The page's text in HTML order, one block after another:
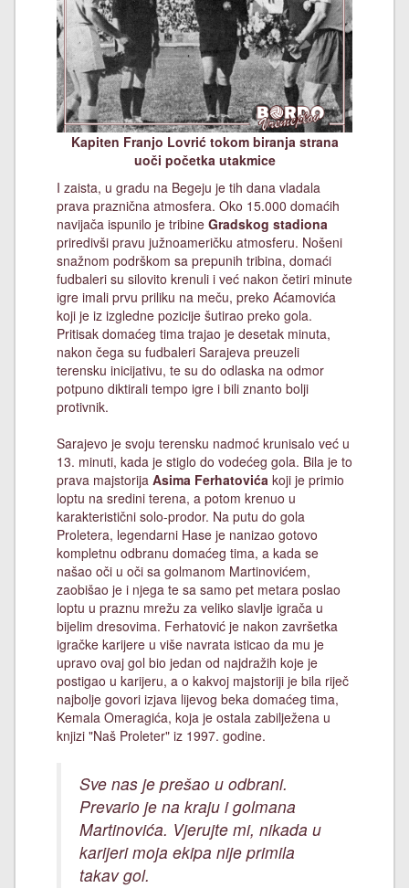
Kapiten Franjo Lovrić tokom biranja strana
uoči početka utakmice
I zaista, u gradu na Begeju je tih dana vladala
prava praznična atmosfera. Oko 15.000 domaćih
navijača ispunilo je tribine Gradskog stadiona
priredivši pravu južnoameričku atmosferu. Nošeni
snažnom podrškom sa prepunih tribina, domaći
fudbaleri su silovito krenuli i već nakon četiri minute
igre imali prvu priliku na meču, preko Aćamovića
koji je iz izgledne pozicije šutirao preko gola.
Pritisak domaćeg tima trajao je desetak minuta,
nakon čega su fudbaleri Sarajeva preuzeli
terensku inicijativu, te su do odlaska na odmor
potpuno diktirali tempo igre i bili znanto bolji
protivnik.
Sarajevo je svoju terensku nadmoć krunisalo već u
13. minuti, kada je stiglo do vodećeg gola. Bila je to
prava majstorija Asima Ferhatovića koji je primio
loptu na sredini terena, a potom krenuo u
karakteristični solo-prodor. Na putu do gola
Proletera, legendarni Hase je nanizao gotovo
kompletnu odbranu domaćeg tima, a kada se
našao oči u oči sa golmanom Martinovićem,
zaobišao je i njega te sa samo pet metara poslao
loptu u praznu mrežu za veliko slavlje igrača u
bijelim dresovima. Ferhatović je nakon završetka
igračke karijere u više navrata isticao da mu je
upravo ovaj gol bio jedan od najdražih koje je
postigao u karijeru, a o kakvoj majstoriji je bila riječ
najbolje govori izjava lijevog beka domaćeg tima,
Kemala Omeragića, koja je ostala zabilježena u
knjizi "Naš Proleter" iz 1997. godine.
Sve nas je prešao u odbrani.
Prevario je na kraju i golmana
Martinovića. Vjerujte mi, nikada u
karijeri moja ekipa nije primila
takav gol.